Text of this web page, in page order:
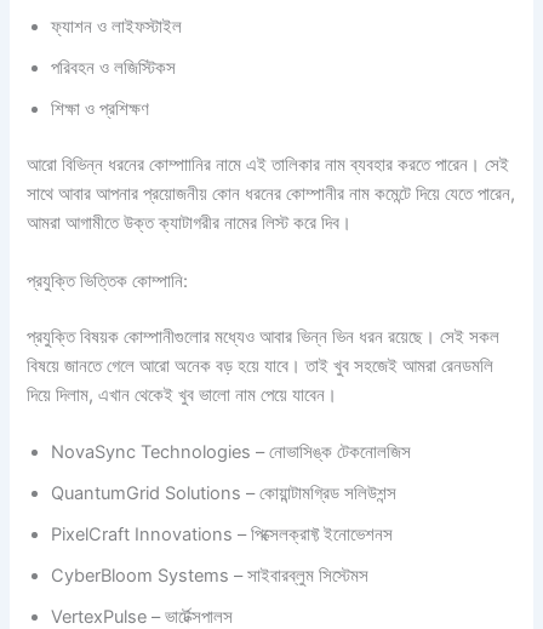
ফ্যাশন ও লাইফস্টাইল
পরিবহন ও লজিস্টিকস
শিক্ষা ও প্রশিক্ষণ
আরো বিভিন্ন ধরনের কোম্পাানির নামে এই তালিকার নাম ব্যবহার করতে পারেন। সেই
সাথে আবার আপনার প্রয়োজনীয় কোন ধরনের কোম্পানীর নাম কমেন্টে দিয়ে যেতে পারেন,
আমরা আগামীতে উক্ত ক্যাটাগরীর নামের লিস্ট করে দিব।
প্রযুক্তি ভিত্তিক কোম্পানি:
প্রযুক্তি বিষয়ক কোম্পানীগুলোর মধ্যেও আবার ভিন্ন ভিন ধরন রয়েছে। সেই সকল
বিষয়ে জানতে গেলে আরো অনেক বড় হয়ে যাবে। তাই খুব সহজেই আমরা রেনডমলি
দিয়ে দিলাম, এখান থেকেই খুব ভালো নাম পেয়ে যাবেন।
NovaSync Technologies – নোভাসিঙ্ক টেকনোলজিস
QuantumGrid Solutions – কোয়ান্টামগ্রিড সলিউশন্স
PixelCraft Innovations – পিক্সেলক্রাফ্ট ইনোভেশনস
CyberBloom Systems – সাইবারব্লুম সিস্টেমস
VertexPulse – ভার্টেক্সপালস